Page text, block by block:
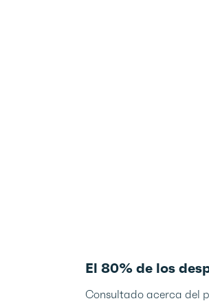
El 80% de los
Consultado acerca del